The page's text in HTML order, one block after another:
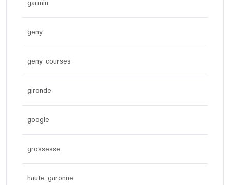
garmin
geny
geny courses
gironde
google
grossesse
haute garonne